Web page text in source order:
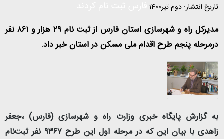
تاریخ انتشار: دوم تیر1400
مدیرکل راه و شهرسازی استان فارس از ثبت نام ۲۹هزار و ١۶ ٨ نفر
درمرحله پنجم طرح اقدام ملی مسکن در استان خبر داد.
به گزارش پایگاه خبری وزارت راه و شهرسازی (فارس) ،جعفر
زاهدی با بیان این که در مرحله اول این طرح ٩٣۶٧ نفر ثبت‌نام